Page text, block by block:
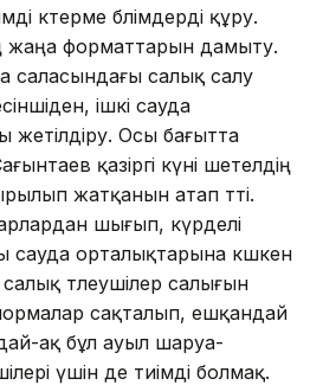
көтерме бөлімдерді құру.
жаңа форматтарын дамыту.
саласын­да­ғы салық салу
ішкі сауда
жетіл­діру. Осы бағытта
қазіргі күні шетелдің
жатқанын атап өтті.
шығып, күрделі
сауда орта­лықтарына көшкен
төлеушілер салы­ғын
сақталып, ешқандай
ақ бұл ауыл шар­уа­
үшін де тиім­ді болмақ.